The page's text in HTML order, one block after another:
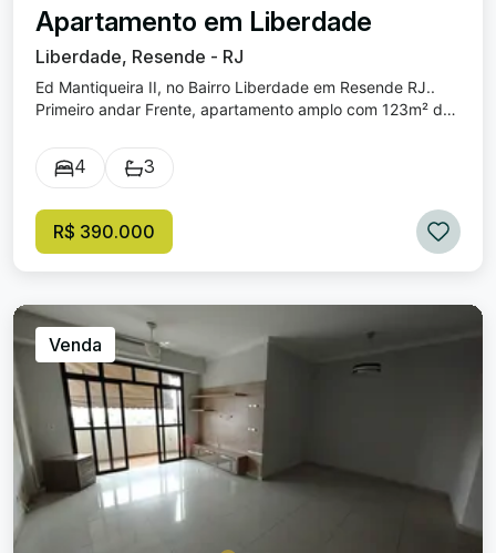
Apartamento em Liberdade
Liberdade, Resende - RJ
Ed Mantiqueira II, no Bairro Liberdade em Resende RJ..
Primeiro andar Frente, apartamento amplo com 123m² de
Valor do condomínio R$ 680,00 já incluso o consumo de
água. Composto por sala ampla, três quartos ( sendo um
de serviço, dependencia de empregada e banheirinho.
Garagem coberta. Agende a sua Visita!
4 3
R$ 390.000
Venda